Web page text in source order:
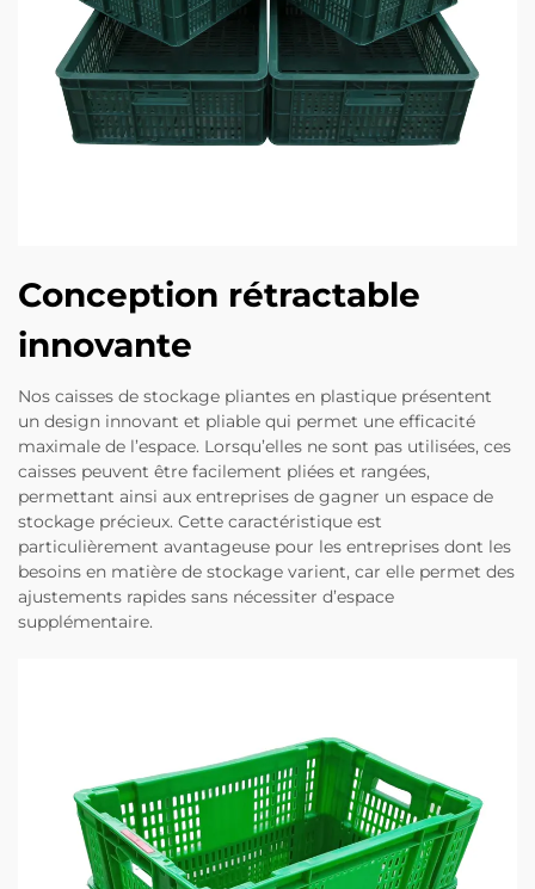
Conception rétractable
innovante
Nos caisses de stockage pliantes en plastique présentent
un design innovant et pliable qui permet une efficacité
maximale de l’espace. Lorsqu’elles ne sont pas utilisées, ces
caisses peuvent être facilement pliées et rangées,
permettant ainsi aux entreprises de gagner un espace de
stockage précieux. Cette caractéristique est
particulièrement avantageuse pour les entreprises dont les
besoins en matière de stockage varient, car elle permet des
ajustements rapides sans nécessiter d’espace
supplémentaire.